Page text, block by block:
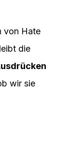
von Hate
die
wir sie